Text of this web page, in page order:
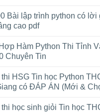
Bài lập trình python có lời
cao pdf
Hàm Python Thi Tỉnh
Chuyên Tin
HSG Tin học Python
có ĐÁP ÁN (Mới &
học sinh giỏi Tin học